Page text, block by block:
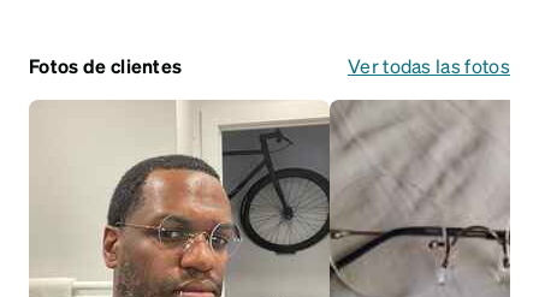
Fotos de clientes Ver todas las fotos